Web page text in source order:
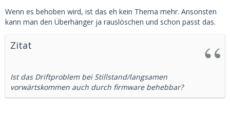
Wenn es behoben wird, ist das eh kein Thema mehr. Ansonsten
kann man den Überhänger ja rauslöschen und schon passt das.
Zitat
Ist das Driftproblem bei Stillstand/langsamen
vorwärtskommen auch durch firmware behebbar?